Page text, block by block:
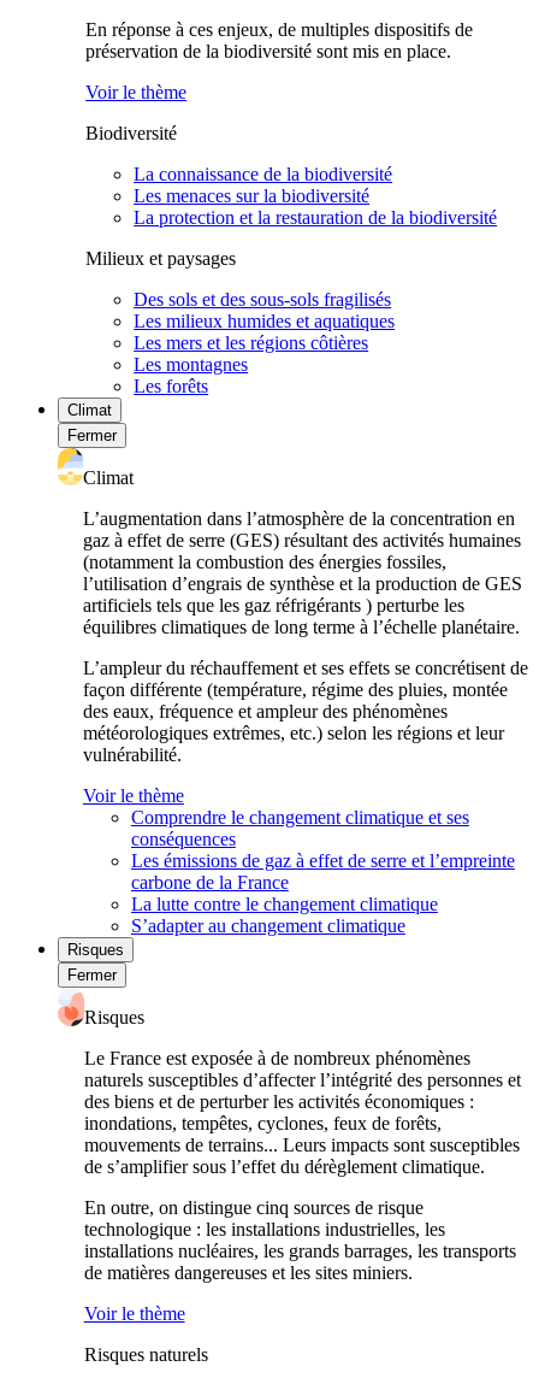
En réponse à ces enjeux, de multiples dispositifs de
préservation de la biodiversité sont mis en place.
Voir le thème
Biodiversité
La connaissance de la biodiversité
Les menaces sur la biodiversité
La protection et la restauration de la biodiversité
Milieux et paysages
Des sols et des sous-sols fragilisés
Les milieux humides et aquatiques
Les mers et les régions côtières
Les montagnes
Les forêts
Climat
Fermer
Climat
L’augmentation dans l’atmosphère de la concentration en
gaz à effet de serre (GES) résultant des activités humaines
(notamment la combustion des énergies fossiles,
l’utilisation d’engrais de synthèse et la production de GES
artificiels tels que les gaz réfrigérants ) perturbe les
équilibres climatiques de long terme à l’échelle planétaire.
L’ampleur du réchauffement et ses effets se concrétisent de
façon différente (température, régime des pluies, montée
des eaux, fréquence et ampleur des phénomènes
météorologiques extrêmes, etc.) selon les régions et leur
vulnérabilité.
Voir le thème
Comprendre le changement climatique et ses
conséquences
Les émissions de gaz à effet de serre et l’empreinte
carbone de la France
La lutte contre le changement climatique
S’adapter au changement climatique
Risques
Fermer
Risques
Le France est exposée à de nombreux phénomènes
naturels susceptibles d’affecter l’intégrité des personnes et
des biens et de perturber les activités économiques :
inondations, tempêtes, cyclones, feux de forêts,
mouvements de terrains... Leurs impacts sont susceptibles
de s’amplifier sous l’effet du dérèglement climatique.
En outre, on distingue cinq sources de risque
technologique : les installations industrielles, les
installations nucléaires, les grands barrages, les transports
de matières dangereuses et les sites miniers.
Voir le thème
Risques naturels